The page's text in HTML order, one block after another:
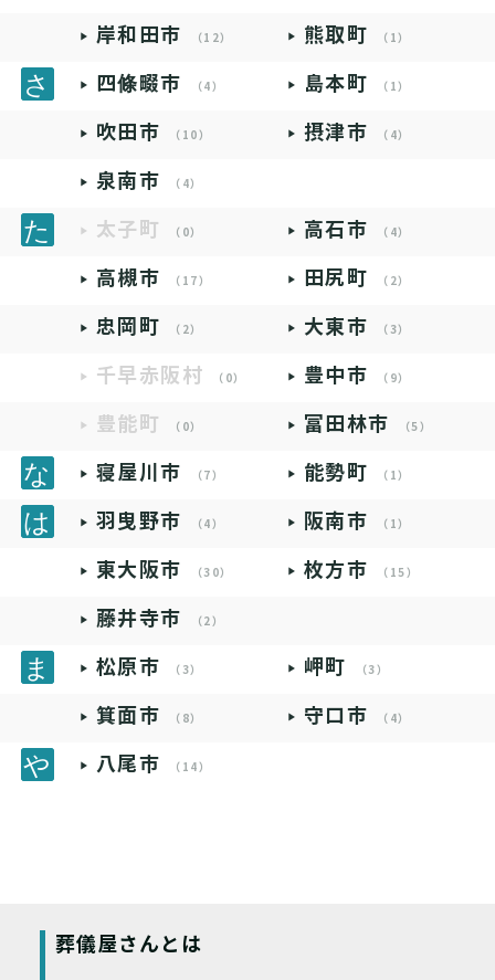
岸和田市 （12） 熊取町 （1）
四條畷市 （4） 島本町 （1）
吹田市 （10） 摂津市 （4）
泉南市 （4）
太子町 （0） 高石市 （4）
高槻市 （17） 田尻町 （2）
忠岡町 （2） 大東市 （3）
千早赤阪村 （0） 豊中市 （9）
豊能町 （0） 富田林市 （5）
寝屋川市 （7） 能勢町 （1）
羽曳野市 （4） 阪南市 （1）
東大阪市 （30） 枚方市 （15）
藤井寺市 （2）
松原市 （3） 岬町 （3）
箕面市 （8） 守口市 （4）
八尾市 （14）
葬儀屋さんとは